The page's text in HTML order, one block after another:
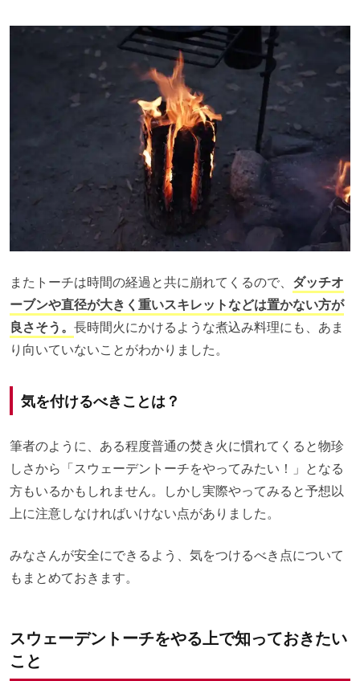
またトーチは時間の経過と共に崩れてくるので、 ダッチオ
ーブンや直径が大きく重いスキレットなどは置かない方が
良さそう。 長時間火にかけるような煮込み料理にも、あま
り向いていないことがわかりました。
気を付けるべきことは？
筆者のように、ある程度普通の焚き火に慣れてくると物珍
しさから「スウェーデントーチをやってみたい！」となる
方もいるかもしれません。しかし実際やってみると予想以
上に注意しなければいけない点がありました。
みなさんが安全にできるよう、気をつけるべき点について
もまとめておきます。
スウェーデントーチをやる上で知っておきたい
こと